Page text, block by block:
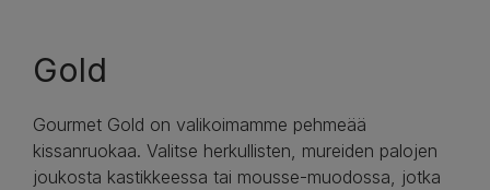
Gold
Gourmet Gold on valikoimamme pehmeää
kissanruokaa. Valitse herkullisten, mureiden palojen
joukosta kastikkeessa tai mousse-muodossa, jotka